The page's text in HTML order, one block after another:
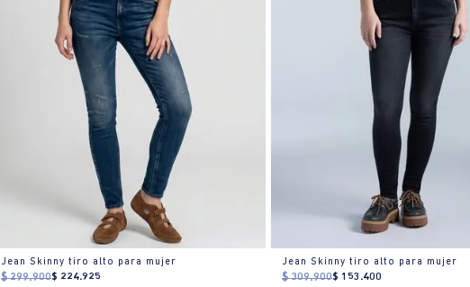
Jean Skinny tiro alto para mujer
$ 299.900$ 224.925
Jean Skinny tiro alto para mujer
$ 309.900$ 153 .400